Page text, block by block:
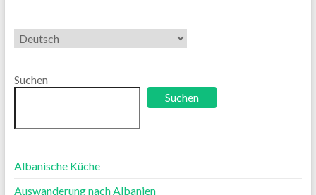
Sprache
auswählen
Suchen
Suchen
Albanische Küche
Auswanderung nach Albanien